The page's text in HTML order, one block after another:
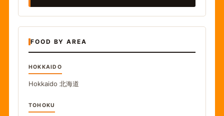
FOOD BY AREA
HOKKAIDO
Hokkaido 北海道
TOHOKU